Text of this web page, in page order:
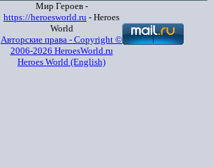
Мир Героев -
https://heroesworld.ru - Heroes
World
Авторские права - Copyright ©
2006-2026 HeroesWorld.ru
Heroes World (English)